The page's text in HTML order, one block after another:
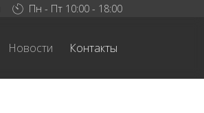
Пн - Пт 10:00 - 18:00
Новости Контакты